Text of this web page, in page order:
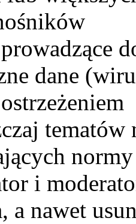
dane
normy
i
a nawet